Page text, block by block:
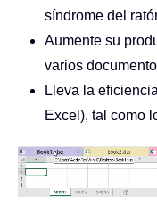
síndrome del
Aumente su
varios
Lleva la
Excel), tal como